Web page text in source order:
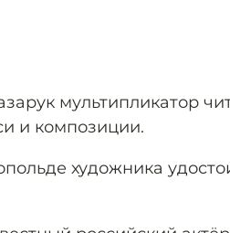
мультипликатор
и композиции.
художника